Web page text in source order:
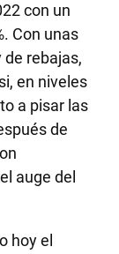
con un
Con unas
rebajas,
en niveles
a pisar las
de
auge del
hoy el